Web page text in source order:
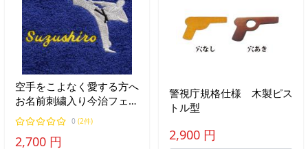
空手をこよなく愛する方へ
お名前刺繍入り今治フェイ
スタオル 誕生日 プレゼン
ト 部活 卒業 記念品 ギフ
ト 謝恩会 人気
0 (2件)
2,700 円
警視庁規格仕様 木製ピス
トル型
2,900 円